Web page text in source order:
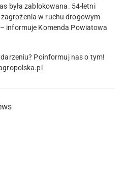
była zablokowana. 54-letni
w ruchu drogowym
informuje Komenda Powiatowa
Poinformuj nas o tym!